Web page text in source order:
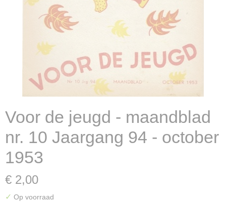
Voor de jeugd - maandblad
nr. 10 Jaargang 94 - october
1953
€ 2,00
✓ Op voorraad